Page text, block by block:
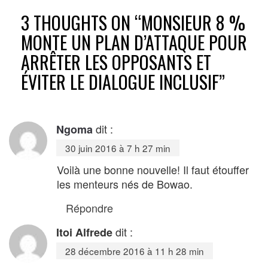
3 THOUGHTS ON “MONSIEUR 8 %
MONTE UN PLAN D’ATTAQUE POUR
ARRÊTER LES OPPOSANTS ET
ÉVITER LE DIALOGUE INCLUSIF”
Ngomadit :
30 juin 2016 à 7 h 27 min
Voilà une bonne nouvelle! Il faut étouffer
les menteurs nés de Bowao.
Répondre
Itoi Alfrededit :
28 décembre 2016 à 11 h 28 min